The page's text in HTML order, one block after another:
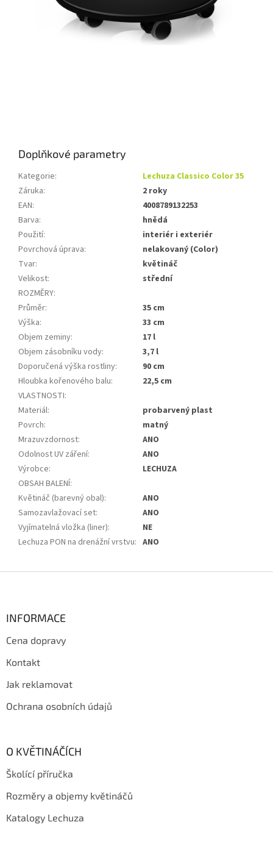
Doplňkové parametry
Kategorie:
Lechuza Classico Color 35
Záruka:
2 roky
EAN:
4008789132253
Barva:
hnědá
Použití:
interiér i exteriér
Povrchová úprava:
nelakovaný (Color)
Tvar:
květináč
Velikost:
střední
ROZMĚRY:
Průměr:
35 cm
Výška:
33 cm
Objem zeminy:
17 l
Objem zásobníku vody:
3,7 l
Doporučená výška rostliny:
90 cm
Hloubka kořenového balu:
22,5 cm
VLASTNOSTI:
Materiál:
probarvený plast
Povrch:
matný
Mrazuvzdornost:
ANO
Odolnost UV záření:
ANO
Výrobce:
LECHUZA
OBSAH BALENÍ:
Květináč (barevný obal):
ANO
Samozavlažovací set:
ANO
Vyjímatelná vložka (liner):
NE
Lechuza PON na drenážní vrstvu: ANO
INFORMACE
Cena dopravy
Kontakt
Jak reklamovat
Ochrana osobních údajů
O KVĚTINÁČÍCH
Školící příručka
Rozměry a objemy květináčů
Katalogy Lechuza